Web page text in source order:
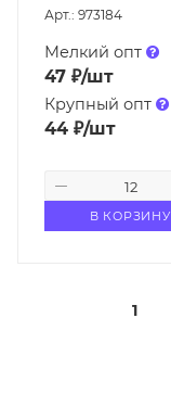
Арт.: 973184
Мелкий опт
47 ₽/шт
Крупный опт
44 ₽/шт
В КОРЗИНУ
1